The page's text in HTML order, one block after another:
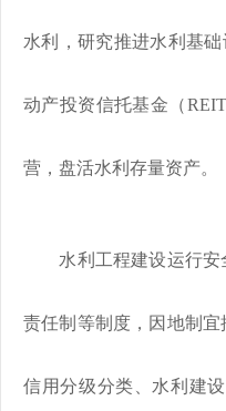
水利，研究推进水利基
动产投资信托基金（
营，盘活水利存量资产。
水利工程建设运行安
责任制等制度，因地制
信用分级分类、水利建